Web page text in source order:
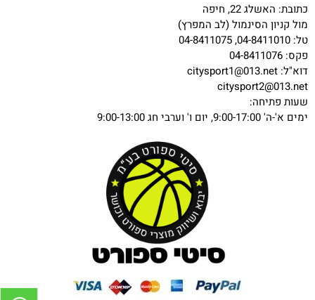
כתובת: האשלג 22, חיפה
מול קניון הסינמול (לב המפרץ)
טל: 04-8411010, 04-8411075
פקס: 04-8411076
דוא"ל: citysport1@013.net
citysport2@013.net
שעות פתיחה:
ימים א'-ה' 9:00-17:00, יום ו' וערבי חג 9:00-13:00